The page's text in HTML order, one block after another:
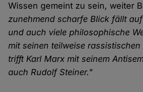
Wissen gemeint zu sein, weiter
zunehmend scharfe Blick fällt
und auch viele philosophische
mit seinen teilweise
trifft Karl Marx mit seinem
auch Rudolf Steiner."